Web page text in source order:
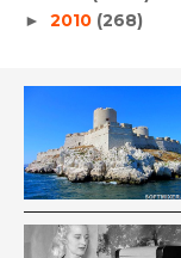
► 2010 (268)